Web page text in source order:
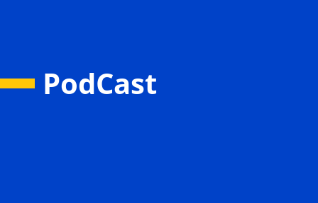
PodCast